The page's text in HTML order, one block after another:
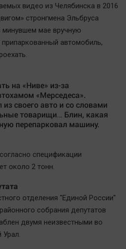
видео из Челябинска в 2016
стронгмена Эльбруса
минувшем мае вручную
автомобиль,
на «Ниве» из-за
«Мерседеса».
своего авто и со словами
товарищи… Блин, какая
перепарковал машину.
спецификации
около 2 тонн.
отделения "Единой России"
собрания депутатов
двумя неизвестными во